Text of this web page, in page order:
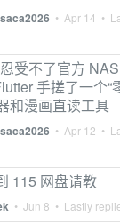
• Apr 14 •
受不了官方
手搓了一个“
和漫画直读工具
• Apr 12 •
115 网盘请教
• Jun 8 • Lastly